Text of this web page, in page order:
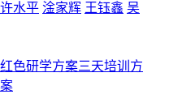
许水平 淦家辉 王钰鑫 吴
红色研学方案三天培训方